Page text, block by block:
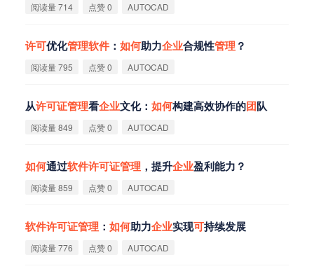
阅读量 714 点赞 0 AUTOCAD
许可优化管理软件 ： 如何助力企业合规性管理？
阅读量 795 点赞 0 AUTOCAD
从许可证管理看企业文化： 如何构建高效协作的团队
阅读量 849 点赞 0 AUTOCAD
如何通过软件许可证管理 ，提升企业盈利能力？
阅读量 859 点赞 0 AUTOCAD
软件许可证管理 ： 如何助力企业实现可持续发展
阅读量 776 点赞 0 AUTOCAD